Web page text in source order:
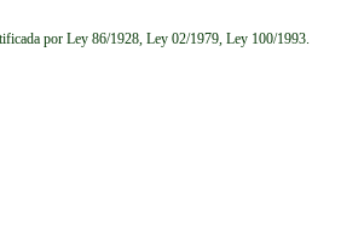
por Ley 86/1928, Ley 02/1979, Ley 100/1993.